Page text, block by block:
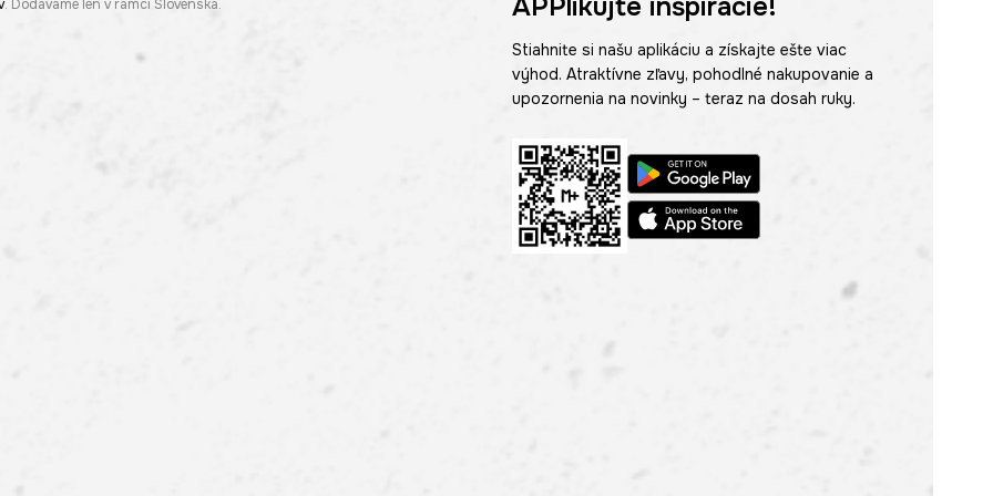
. Dodávame len v rámci Slovenska.
Stiahnite si našu aplikáciu a získajte ešte viac
výhod. Atraktívne zľavy, pohodlné nakupovanie a
upozornenia na novinky – teraz na dosah ruky.